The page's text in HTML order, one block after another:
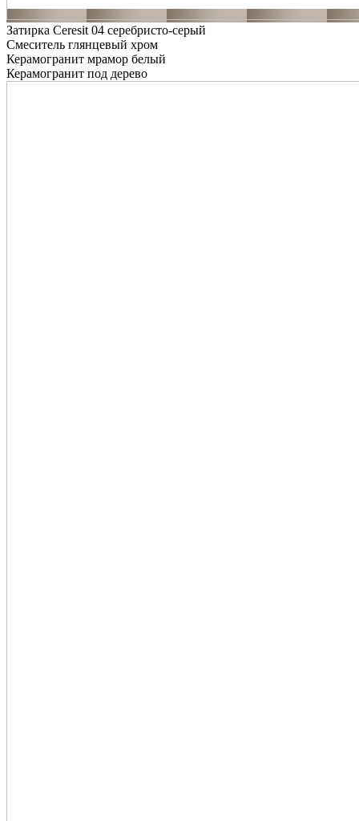
Затирка Ceresit 04 серебристо-серый
Смеситель глянцевый хром
Керамогранит мрамор белый
Керамогранит под дерево